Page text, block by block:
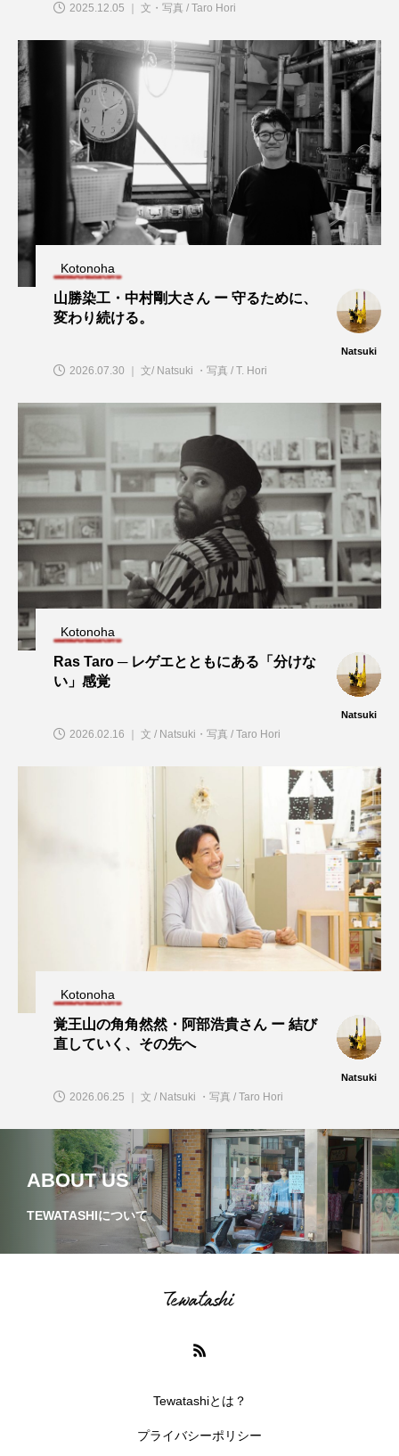
2025.12.05 ｜ 文・写真 / Taro Hori
Kotonoha
山勝染工・中村剛大さん ー 守るために、
変わり続ける。
Natsuki
2026.07.30 ｜ 文/ Natsuki ・写真 / T. Hori
Kotonoha
Ras Taro ─ レゲエとともにある「分けな
い」感覚
Natsuki
2026.02.16 ｜ 文 / Natsuki・写真 / Taro Hori
Kotonoha
覚王山の角角然然・阿部浩貴さん ー 結び
直していく、その先へ
Natsuki
2026.06.25 ｜ 文 / Natsuki ・写真 / Taro Hori
ABOUT US
TEWATASHIについて
Tewatashiとは？
プライバシーポリシー